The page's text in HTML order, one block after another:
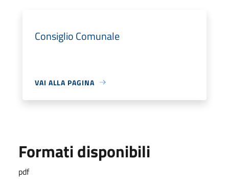
Consiglio Comunale
VAI ALLA PAGINA
Formati disponibili
pdf